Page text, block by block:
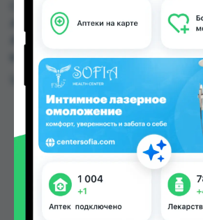
Авиценна, АЗИЗ ВАКО , Алишер-
в Душанбе и других городах
Цена: от6.38 TJS